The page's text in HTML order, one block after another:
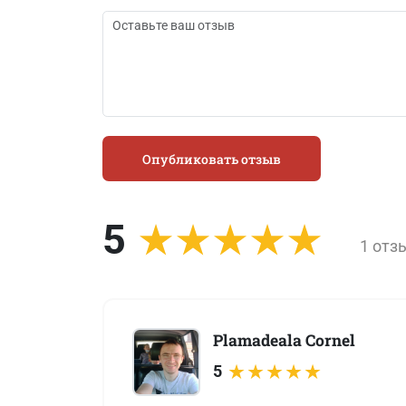
Опубликовать отзыв
5 1
Plamadeala Cornel
5